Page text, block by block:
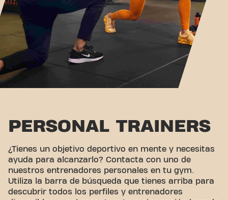
PERSONAL TRAINERS
¿Tienes un objetivo deportivo en mente y necesitas
ayuda para alcanzarlo? Contacta con uno de
nuestros entrenadores personales en tu gym.
Utiliza la barra de búsqueda que tienes arriba para
descubrir todos los perfiles y entrenadores